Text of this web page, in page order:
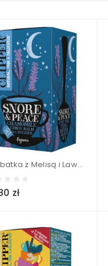
Herbatka z Melisą i Lawendą (SNORE & PEACE) 20x1,5g BIO - CLIPPER 30 g
zł